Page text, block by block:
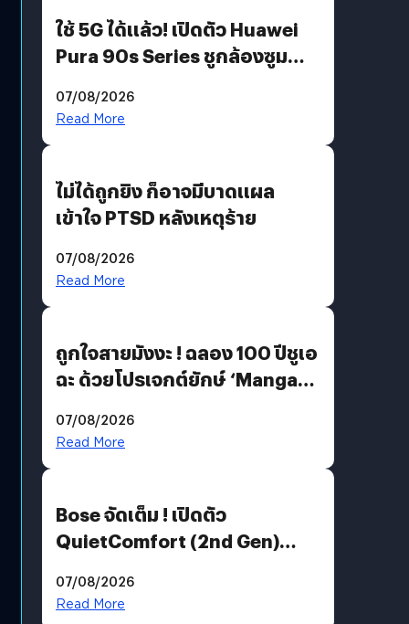
ใช้ 5G ได้แล้ว! เปิดตัว Huawei
Pura 90s Series ชูกล้องซูม
07/08/2026
Read More
ไม่ได้ถูกยิง ก็อาจมีบาดแผล
เข้าใจ PTSD หลังเหตุร้าย
07/08/2026
Read More
ถูกใจสายมังงะ ! ฉลอง 100 ปีชูเอ
ฉะ ด้วยโปรเจกต์ยักษ์ ‘Manga
มีภาษาไทยด้วย
07/08/2026
Read More
Bose จัดเต็ม ! เปิดตัว
QuietComfort (2nd Gen)
07/08/2026
Read More